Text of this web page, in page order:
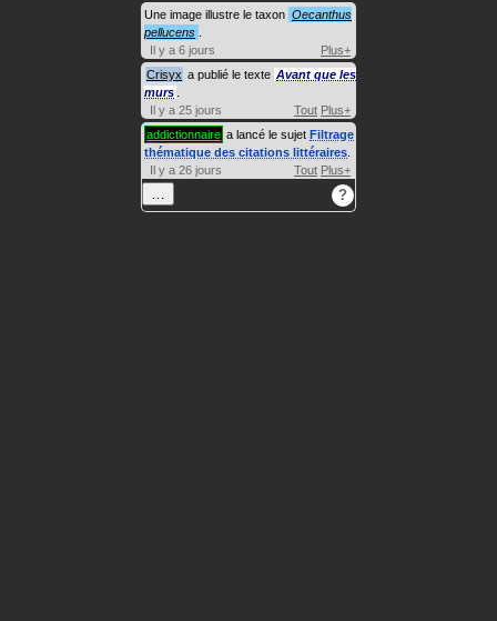
Une image illustre le taxon Oecanthus
pellucens
Il y a 6 jours
Plus+
Crisyx a publié le texte Avant que les
murs
Il y a 25 jours
Tout Plus+
addictionnaire a lancé le sujet Filtrage
thématique des citations littéraires
Il y a 26 jours
Tout Plus+
?